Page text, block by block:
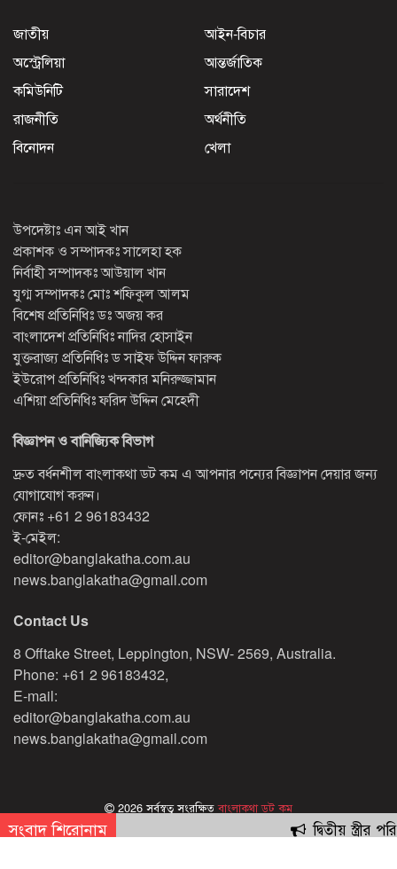
সংবাদ শিরোনাম দ্বিতীয় স্ত্রীর
জাতীয়
আইন-বিচার
অস্ট্রেলিয়া
আন্তর্জাতিক
কমিউনিটি
সারাদেশ
রাজনীতি
অর্থনীতি
বিনোদন
খেলা
উপদেষ্টাঃ এন আই খান
প্রকাশক ও সম্পাদকঃ সালেহা হক
নির্বাহী সম্পাদকঃ আউয়াল খান
যুগ্ম সম্পাদকঃ মোঃ শফিকুল আলম
বিশেষ প্রতিনিধিঃ ডঃ অজয় কর
বাংলাদেশ প্রতিনিধিঃ নাদির হোসাইন
যুক্তরাজ্য প্রতিনিধিঃ ড সাইফ উদ্দিন ফারুক
ইউরোপ প্রতিনিধিঃ খন্দকার মনিরুজ্জামান
এশিয়া প্রতিনিধিঃ ফরিদ উদ্দিন মেহেদী
বিজ্ঞাপন ও বানিজ্যিক বিভাগ
দ্রুত বর্ধনশীল বাংলাকথা ডট কম এ আপনার পন্যের বিজ্ঞাপন দেয়ার জন্য
যোগাযোগ করুন।
ফোনঃ +61 2 96183432
ই-মেইল:
editor@banglakatha.com.au
news.banglakatha@gmail.com
Contact Us
8 Offtake Street, Leppington, NSW- 2569, Australia.
Phone: +61 2 96183432,
E-mail:
editor@banglakatha.com.au
news.banglakatha@gmail.com
2026 সর্বস্বত্ব সংরক্ষিতবাংলাকথা ডট কম
Designed & Developed by
Red Sparrow Digital